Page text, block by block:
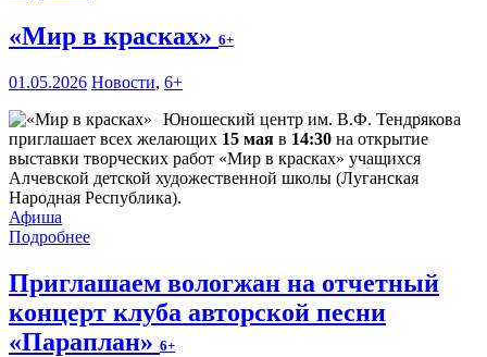
«Мир в красках» 6+
01.05.2026 Новости, 6+
Юношеский центр им. В.Ф. Тендрякова
приглашает всех желающих 15 мая в 14:30 на открытие
выставки творческих работ «Мир в красках» учащихся
Алчевской детской художественной школы (Луганская
Народная Республика).
Афиша
Подробнее
Приглашаем вологжан на отчетный
концерт клуба авторской песни
«Параплан» 6+